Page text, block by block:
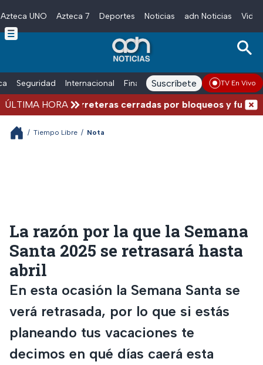
Skip to main content
Azteca UNO Azteca 7 Deportes Noticias adn Noticias
Seguridad Internacional Finanzas adn Noticias Radio
Suscríbete TV En Vivo
ÚLTIMA HORACarreteras cerradas por bloqueos y fuertes
/ Tiempo Libre / Nota
La razón por la que la Semana
Santa 2025 se retrasará hasta
abril
En esta ocasión la Semana Santa se
verá retrasada, por lo que si estás
planeando tus vacaciones te
decimos en qué días caerá esta